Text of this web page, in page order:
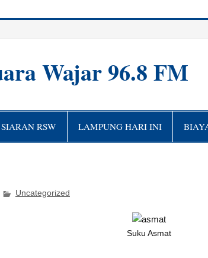
Wajar 96.8 FM
RSW LAMPUNG HARI INI
Uncategorized
Suku Asmat